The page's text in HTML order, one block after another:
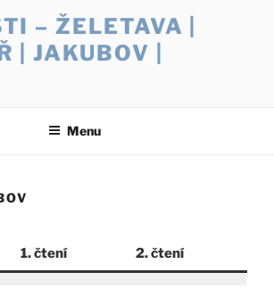
– ŽELETAVA |
| JAKUBOV |
Menu
1. čtení 2. čtení